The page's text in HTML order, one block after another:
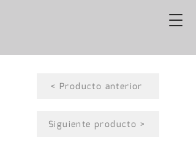
< Producto anterior
Siguiente producto >